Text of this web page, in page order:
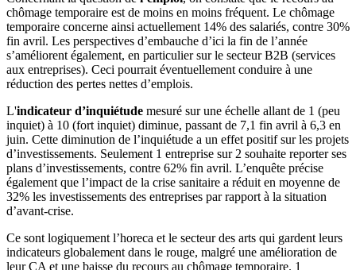
chômage temporaire est de moins en moins fréquent. Le chômage
temporaire concerne ainsi actuellement 14% des salariés, contre 30%
fin avril. Les perspectives d’embauche d’ici la fin de l’année
s’améliorent également, en particulier sur le secteur B2B (services
aux entreprises). Ceci pourrait éventuellement conduire à une
réduction des pertes nettes d’emplois.
L'indicateur d’inquiétude mesuré sur une échelle allant de 1 (peu
inquiet) à 10 (fort inquiet) diminue, passant de 7,1 fin avril à 6,3 en
juin. Cette diminution de l’inquiétude a un effet positif sur les projets
d’investissements. Seulement 1 entreprise sur 2 souhaite reporter ses
plans d’investissements, contre 62% fin avril. L’enquête précise
également que l’impact de la crise sanitaire a réduit en moyenne de
32% les investissements des entreprises par rapport à la situation
d’avant-crise.
Ce sont logiquement l’horeca et le secteur des arts qui gardent leurs
indicateurs globalement dans le rouge, malgré une amélioration de
leur CA et une baisse du recours au chômage temporaire. 1